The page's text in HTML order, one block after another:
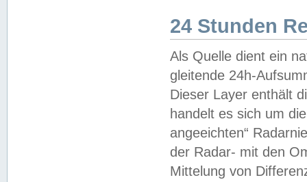
24 Stunden
Als Quelle dient ein
gleitende 24h-
Dieser Layer enthält
handelt es sich um
angeeichten“
der Radar- mit den
Mittelung von